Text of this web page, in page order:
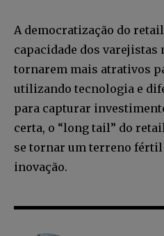
A democratização do
capacidade dos varejistas
tornarem mais atrativos
utilizando tecnologia e
para capturar
certa, o “long tail” do
se tornar um terreno
inovação.